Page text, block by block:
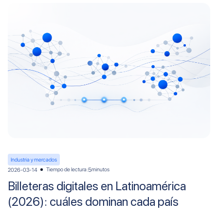
Industria y mercados
2026-03-14
Tiempo de lectura:5minutos
Billeteras digitales en Latinoamérica
(2026): cuáles dominan cada país